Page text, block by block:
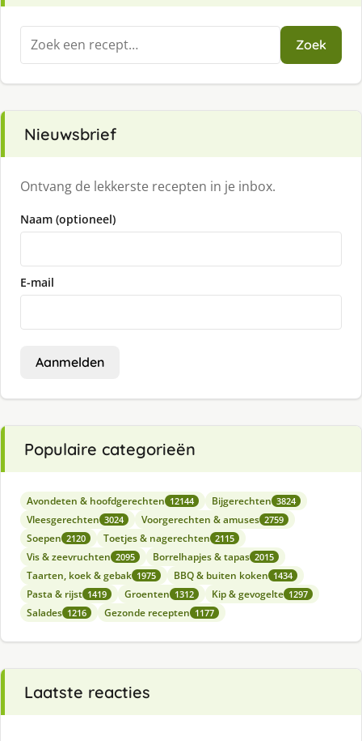
Zoeken
naar:
Zoek
Nieuwsbrief
Ontvang de lekkerste recepten in je inbox.
Naam (optioneel)
E-mail
Aanmelden
Populaire categorieën
Avondeten & hoofdgerechten 12144 Bijgerechten 3824
Vleesgerechten 3024 Voorgerechten & amuses 2759
Soepen 2120 Toetjes & nagerechten 2115
Vis & zeevruchten 2095 Borrelhapjes & tapas 2015
Taarten, koek & gebak 1975 BBQ & buiten koken 1434
Pasta & rijst 1419 Groenten 1312 Kip & gevogelte 1297
Salades 1216 Gezonde recepten 1177
Laatste reacties